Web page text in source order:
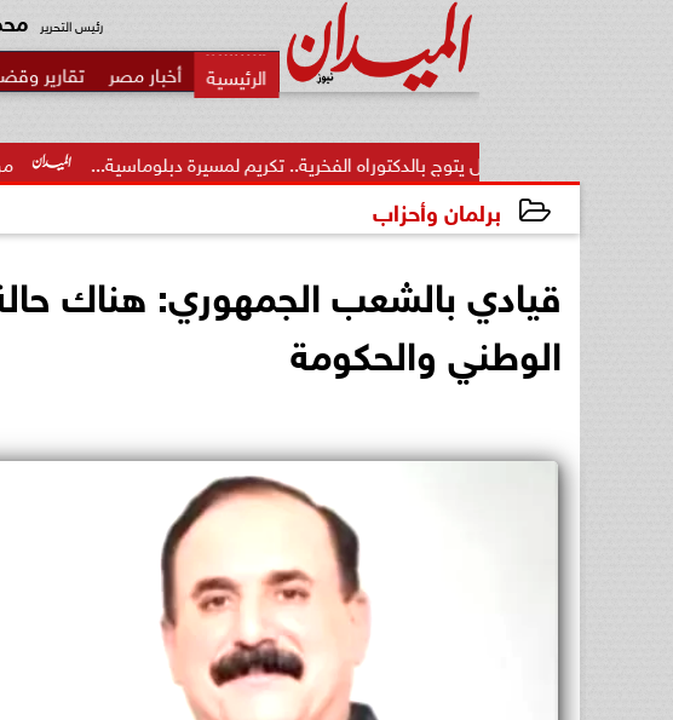
رئيس التحرير
أخبار مصر تقارير
من القطاع المصرفي منقل يتوج بالدكتوراه الفخرية.. تكريم لمسيرة دبلوماسية...
برلمان وأحزاب
قيادي بالشعب الجمهوري: هناك
الوطني والحكومة